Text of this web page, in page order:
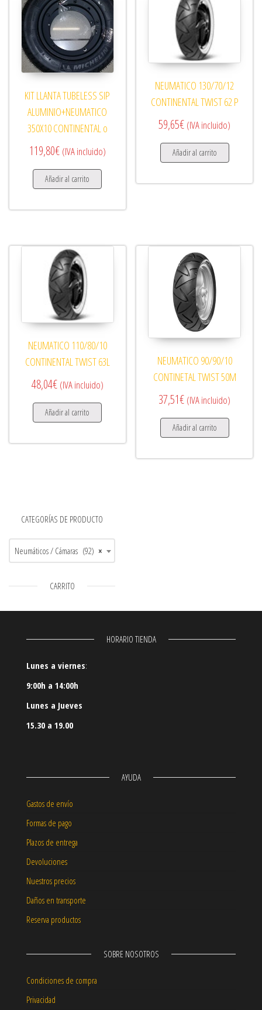
KIT LLANTA TUBELESS SIP
ALUMINIO+NEUMATICO
350X10 CONTINENTAL o
119,80€ (IVA incluido)
Añadir al carrito
NEUMATICO 130/70/12
CONTINENTAL TWIST 62 P
59,65€ (IVA incluido)
Añadir al carrito
NEUMATICO 110/80/10
CONTINENTAL TWIST 63L
48,04€ (IVA incluido)
Añadir al carrito
NEUMATICO 90/90/10
CONTINETAL TWIST 50M
37,51€ (IVA incluido)
Añadir al carrito
CATEGORÍAS DE PRODUCTO
×
Neumáticos / Cámaras (92)
CARRITO
HORARIO TIENDA
Lunes a viernes:
9:00h a 14:00h
Lunes a Jueves
15.30 a 19.00
AYUDA
Gastos de envío
Formas de pago
Plazos de entrega
Devoluciones
Nuestros precios
Daños en transporte
Reserva productos
SOBRE NOSOTROS
Condiciones de compra
Privacidad